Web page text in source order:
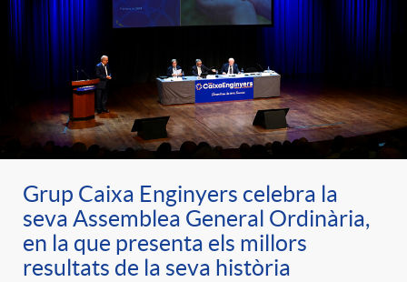
Grup Caixa Enginyers celebra la
seva Assemblea General Ordinària,
en la que presenta els millors
resultats de la seva història